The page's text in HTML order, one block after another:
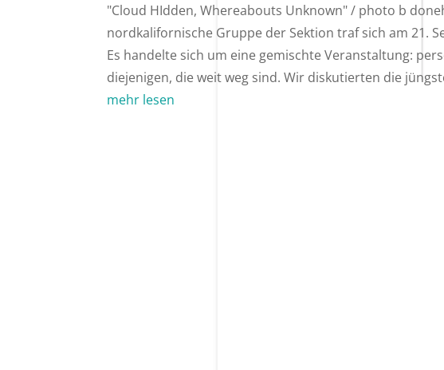
"Cloud HIdden, Whereabouts Unknown" / photo b
nordkalifornische Gruppe der Sektion traf sich am 21.
Es handelte sich um eine gemischte Veranstaltung:
diejenigen, die weit weg sind. Wir diskutierten die
mehr lesen